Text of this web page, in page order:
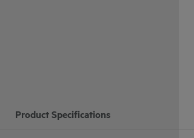
Product Specifications